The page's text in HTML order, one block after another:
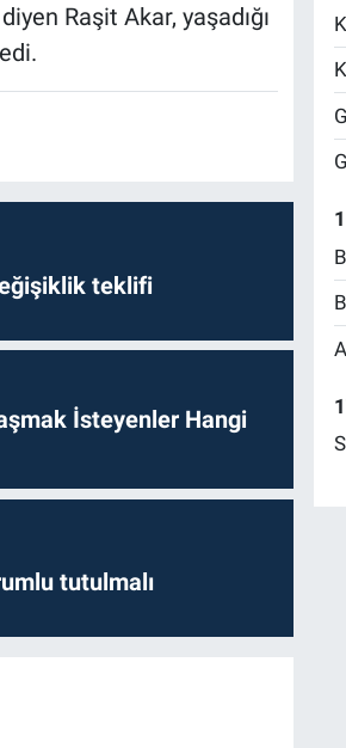
diyen Raşit Akar, yaşadığı
teklifi
İsteyenler Hangi
tutulmalı